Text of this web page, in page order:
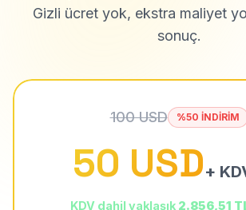
Gizli ücret yok, ekstra maliyet
sonuç.
100 USD %50 İNDİRİM
50 USD+
KDV dahil yaklaşık 2.856,51